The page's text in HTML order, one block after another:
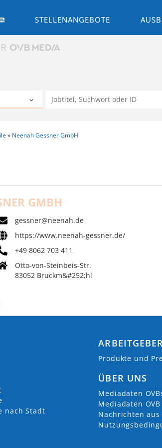
STELLENANGEBOTE
Neenah Gessner GmbH
GMBH
gessner@neenah.de
https://www.neenah-gessner.de/
+49 8062 703 411
Otto-von-Steinbeis-Str.
83052 Bruckm&#252;hl
nach Stadt
ARBEITGEBER
Produkte und
ÜBER UNS
Mediadaten
Mediadaten
Nachrichten aus